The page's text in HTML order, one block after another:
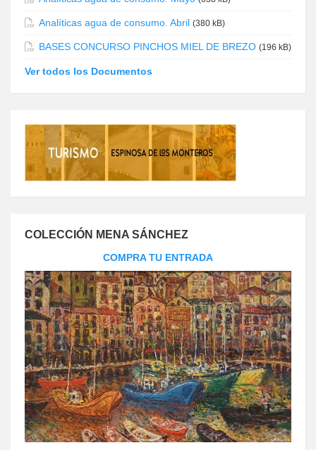
Analíticas agua de consumo. Abril (380 kB)
BASES CONCURSO PINCHOS MIEL DE BREZO (196 kB)
Ver todos los Documentos
COLECCIÓN MENA SÁNCHEZ
COMPRA TU ENTRADA